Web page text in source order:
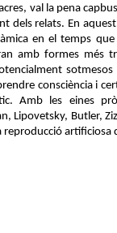
val la pena
dels relats. En
en el temps
amb formes més
consciència i
Amb les eines
Lipovetsky, Butler,
reproducció artificiosa